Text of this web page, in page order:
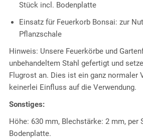
Stück incl. Bodenplatte
Einsatz für Feuerkorb Bonsai: zur
Pflanzschale
Hinweis: Unsere Feuerkörbe und
unbehandeltem Stahl gefertigt und
Flugrost an. Dies ist ein ganz normaler
keinerlei Einfluss auf die Verwendung.
Sonstiges:
Höhe: 630 mm, Blechstärke: 2 mm, per
Bodenplatte.